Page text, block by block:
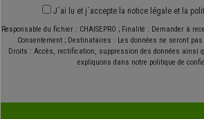
J´ai lu et j´accepte la notice légale et la
Responsable du fichier : CHAISEPRO ; Finalité : Demander à
Consentement ; Destinataires : Les données ne seront
Droits : Accès, rectification, suppression des données ainsi
expliquons dans notre politique de